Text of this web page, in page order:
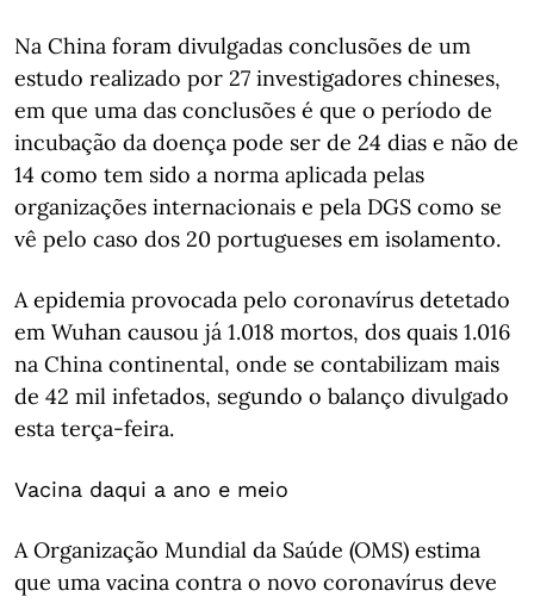
Na China foram divulgadas conclusões de um
estudo realizado por 27 investigadores chineses,
em que uma das conclusões é que o período de
incubação da doença pode ser de 24 dias e não de
14 como tem sido a norma aplicada pelas
organizações internacionais e pela DGS como se
vê pelo caso dos 20 portugueses em isolamento.
A epidemia provocada pelo coronavírus detetado
em Wuhan causou já 1.018 mortos, dos quais 1.016
na China continental, onde se contabilizam mais
de 42 mil infetados, segundo o balanço divulgado
esta terça-feira.
Vacina daqui a ano e meio
A Organização Mundial da Saúde (OMS) estima
que uma vacina contra o novo coronavírus deve